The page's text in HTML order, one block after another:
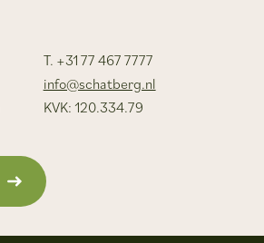
T. +31 77 467 7777
info@schatberg.nl
KVK: 120.334.79